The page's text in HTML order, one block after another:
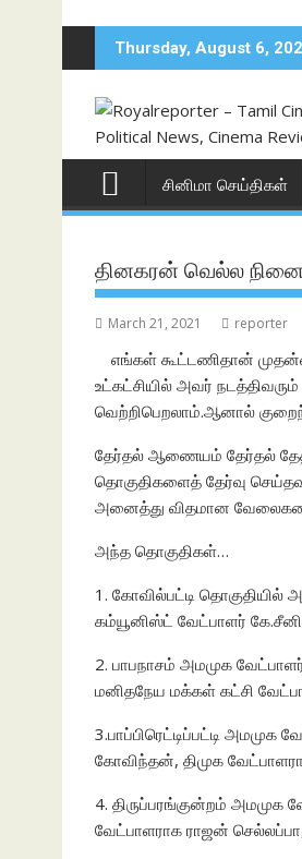
content
Thursday, August 6,
சினிமா செய்திகள்
தினகரன் வெல்ல
March 21, 2021 reporter
எங்கள் கூட்டணிதான்
உட்கட்சியில் அவர்
வெற்றிபெறலாம்.ஆனால்
தேர்தல் ஆணையம் தேர்தல்
தொகுதிகளைத் தேர்வு
அனைத்து விதமான
அந்த தொகுதிகள்…
1. கோவில்பட்டி தொகுதியில்
கம்யூனிஸ்ட் வேட்பாளர்
2. பாபநாசம் அமமுக
மனிதநேய மக்கள் கட்சி
3.பாப்பிரெட்டிப்பட்டி
கோவிந்தன், திமுக
4. திருப்பரங்குன்றம் அமமுக
வேட்பாளராக ராஜன்